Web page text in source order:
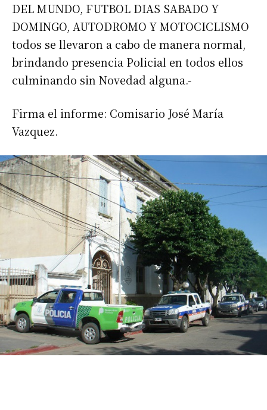
DEL MUNDO, FUTBOL DIAS SABADO Y
DOMINGO, AUTODROMO Y MOTOCICLISMO
todos se llevaron a cabo de manera normal,
brindando presencia Policial en todos ellos
culminando sin Novedad alguna.-
Firma el informe: Comisario José María
Vazquez.